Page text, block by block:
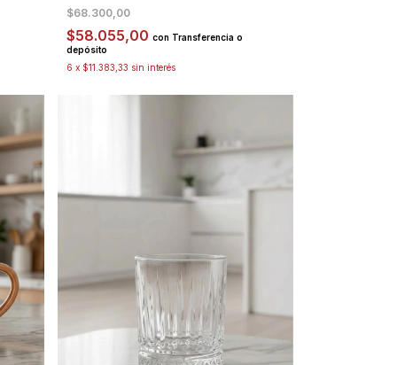
$68.300,00
$58.055,00 con Transferencia o
depósito
6 x $11.383,33 sin interés